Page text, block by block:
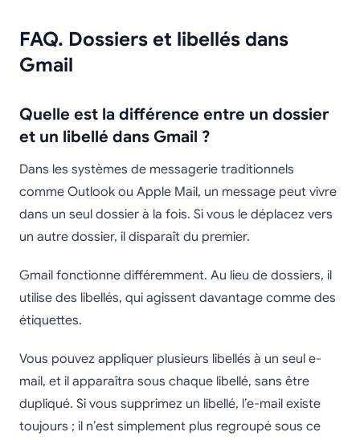
FAQ. Dossiers et libellés dans
Gmail
Quelle est la différence entre un dossier
et un libellé dans Gmail ?
Dans les systèmes de messagerie traditionnels
comme Outlook ou Apple Mail, un message peut vivre
dans un seul dossier à la fois. Si vous le déplacez vers
un autre dossier, il disparaît du premier.
Gmail fonctionne différemment. Au lieu de dossiers, il
utilise des libellés, qui agissent davantage comme des
étiquettes.
Vous pouvez appliquer plusieurs libellés à un seul e-
mail, et il apparaîtra sous chaque libellé, sans être
dupliqué. Si vous supprimez un libellé, l’e-mail existe
toujours ; il n’est simplement plus regroupé sous ce